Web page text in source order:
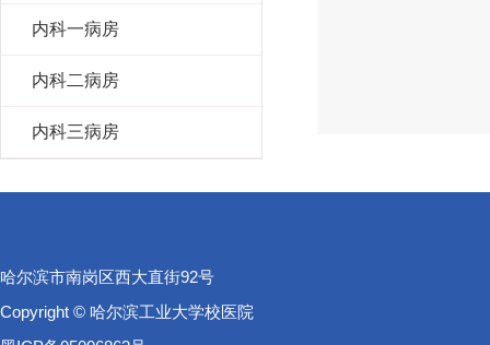
内科一病房
内科二病房
内科三病房
哈尔滨市南岗区西大直街92号
Copyright © 哈尔滨工业大学校医院